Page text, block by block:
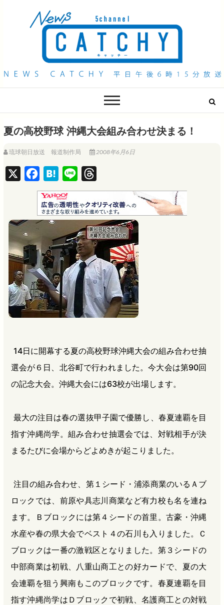
QAB NEWS Headline
夏の高校野球 沖縄大会組み合わせ決まる！
琉球朝日放送 報道制作局 2008年6月6日
a
c
e
o
o
k
H
a
t
e
a
i
n
e
h
r
e
a
d
s
14日に開幕する夏の高校野球沖縄大会の組み合わせ抽
選会が６日、北谷町で行われました。今大会は第90回
の記念大会。沖縄大会には63校が出場します。
最大の注目は春の選抜甲子園で優勝し、春夏連覇を目
指す沖縄尚学。組み合わせ抽選会では、対戦相手が決
まるたびに会場からどよめきが起こりました。
注目の組み合わせ、第１シード・浦添商業のいるＡブ
ロックでは、前原や具志川商業など有力校も名を連ね
ます。Ｂブロックには第４シードの首里。古豪・沖縄
水産や春の県大会でベスト４の石川も入りました。Ｃ
ブロックは一番の激戦区となりました。第３シードの
中部商業は初戦、八重山商工との好カードで、夏の大
会連覇を狙う興南もこのブロックです。春夏連覇を目
指す沖縄尚学はＤブロックで初戦、名護商工との対戦